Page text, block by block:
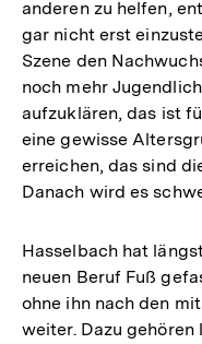
anderen zu helfen,
gar nicht erst
Szene den
noch mehr
aufzuklären, das ist
eine gewisse
erreichen, das sind
Danach wird es
Hasselbach hat
neuen Beruf Fuß
ohne ihn nach den
weiter. Dazu gehören